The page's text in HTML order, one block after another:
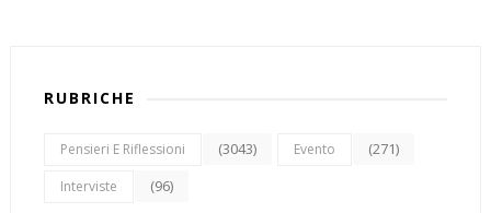
RUBRICHE
Pensieri E Riflessioni (3043) Evento (271)
Interviste (96)